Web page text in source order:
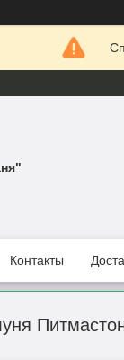
Контакты